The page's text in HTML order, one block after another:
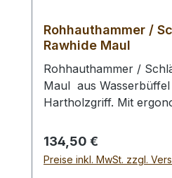
Rohhauthammer /
Rawhide Maul
Rohhauthammer /
Maul aus
Hartholzgriff. Mit
Ermüdung und
Zum Schlagen von
Locheisen,
Regulärer Preis:
134,50 €
Preise inkl. MwSt. zzgl.